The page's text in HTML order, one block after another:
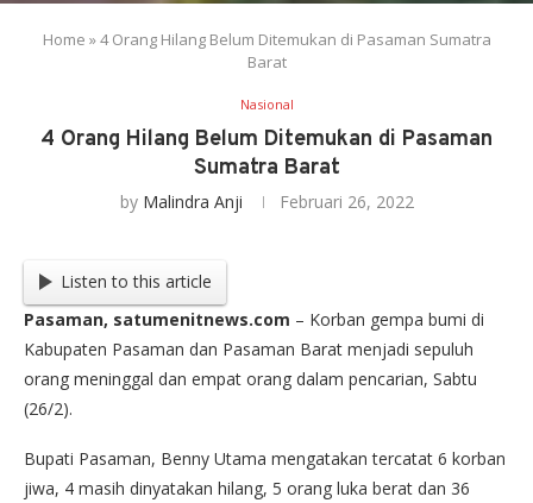
Home »4 Orang Hilang Belum Ditemukan di Pasaman Sumatra
Barat
Nasional
4 Orang Hilang Belum Ditemukan di Pasaman
Sumatra Barat
by Malindra Anji Februari 26, 2022
Listen to this article
Pasaman, satumenitnews.com – Korban gempa bumi di
Kabupaten Pasaman dan Pasaman Barat menjadi sepuluh
orang meninggal dan empat orang dalam pencarian, Sabtu
(26/2).
Bupati Pasaman, Benny Utama mengatakan tercatat 6 korban
jiwa, 4 masih dinyatakan hilang, 5 orang luka berat dan 36